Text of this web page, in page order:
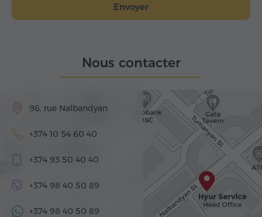
Envoyer
Nous contacter
96, rue Nalbandyan
+374 10 54 60 40
+374 93 50 40 40
+374 98 40 50 89
+374 98 40 50 89